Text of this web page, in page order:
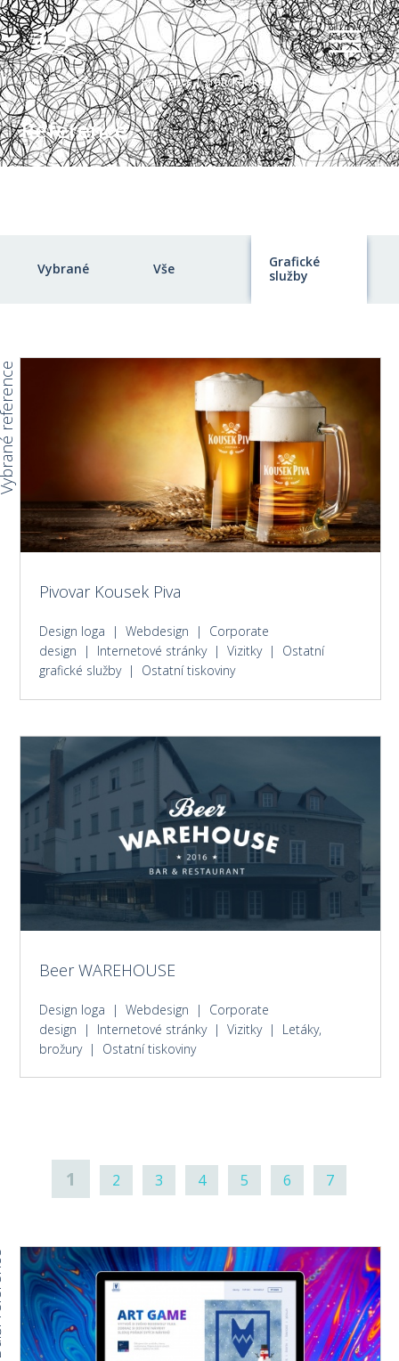
Reference
Home / Reference / Reference | grafické služby
Vybrané Vše
Grafické
služby
Pivovar Kousek Piva
Design loga | Webdesign | Corporate
design | Internetové stránky | Vizitky | Ostatní
grafické služby | Ostatní tiskoviny
Beer WAREHOUSE
Design loga | Webdesign | Corporate
design | Internetové stránky | Vizitky | Letáky,
brožury | Ostatní tiskoviny
1 2 3 4 5 6 7